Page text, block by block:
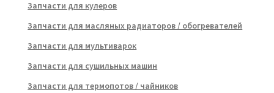
Запчасти для кулеров
Запчасти для масляных радиаторов / обогревателей
Запчасти для мультиварок
Запчасти для сушильных машин
Запчасти для термопотов / чайников